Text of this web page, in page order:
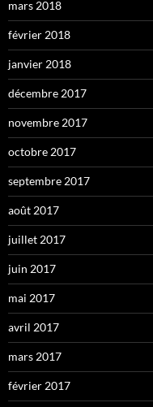
mars 2018
février 2018
janvier 2018
décembre 2017
novembre 2017
octobre 2017
septembre 2017
août 2017
juillet 2017
juin 2017
mai 2017
avril 2017
mars 2017
février 2017